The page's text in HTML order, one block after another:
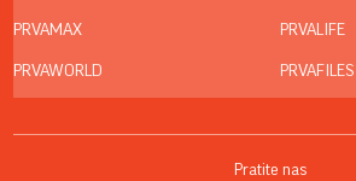
PRVAMAX
PRVAWORLD
PRVALIFE
PRVAFILES
Pratite nas